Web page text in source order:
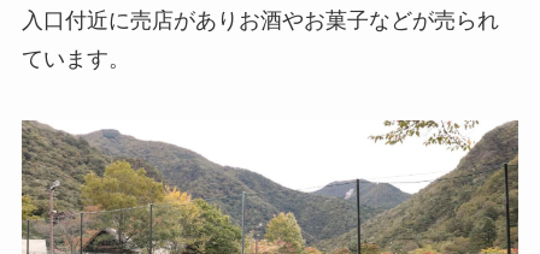
入口付近に売店がありお酒やお菓子などが売られ
ています。